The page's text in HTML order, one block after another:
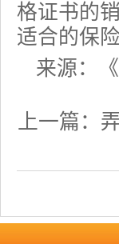
格证书的
适合的保
来源：
上一篇：